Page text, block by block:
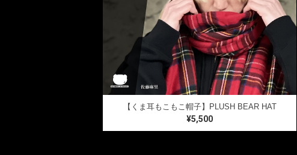
【くま耳もこもこ帽子】PLUSH BEAR HAT
¥5,500